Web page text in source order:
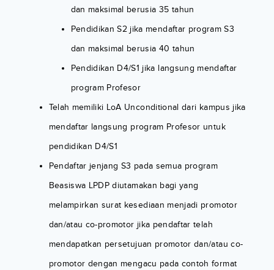
dan maksimal berusia 35 tahun
Pendidikan S2 jika mendaftar program S3
dan maksimal berusia 40 tahun
Pendidikan D4/S1 jika langsung mendaftar
program Profesor
Telah memiliki LoA Unconditional dari kampus jika
mendaftar langsung program Profesor untuk
pendidikan D4/S1
Pendaftar jenjang S3 pada semua program
Beasiswa LPDP diutamakan bagi yang
melampirkan surat kesediaan menjadi promotor
dan/atau co-promotor jika pendaftar telah
mendapatkan persetujuan promotor dan/atau co-
promotor dengan mengacu pada contoh format